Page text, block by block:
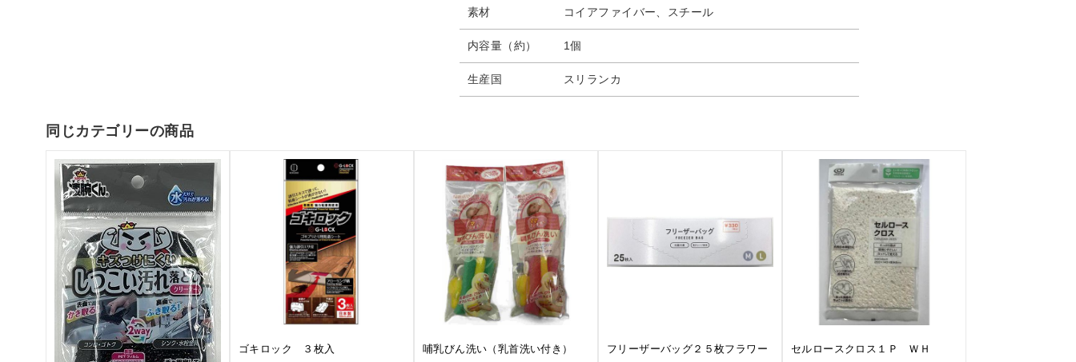
素材 コイアファイバー、スチール
内容量（約） 1個
生産国 スリランカ
同じカテゴリーの商品
ゴキロック ３枚入 哺乳びん洗い（乳首洗い付き） フリーザーバッグ２５枚フラワー セルロースクロス１Ｐ ＷＨ